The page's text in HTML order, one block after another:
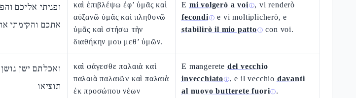
ופניתי אליכם
אתכם והקימתי
καὶ ἐπιβλέψω ἐφ’ ὑμᾶς καὶ
αὐξανῶ ὑμᾶς καὶ πληθυνῶ
ὑμᾶς καὶ στήσω τὴν
διαθήκην μου μεθ’ ὑμῶν.
E mi volgerò a voiⓘ, vi renderò
fecondiⓘ e vi moltiplicherò, e
stabilirò il mio pattoⓘ con voi.
ואכלתם ישן
תוציאו
καὶ φάγεσθε παλαιὰ καὶ
παλαιὰ παλαιῶν καὶ παλαιὰ
ἐκ προσώπου νέων
E mangerete del vecchio
invecchiatoⓘ, e il vecchio davanti
al nuovo butterete fuoriⓘ.